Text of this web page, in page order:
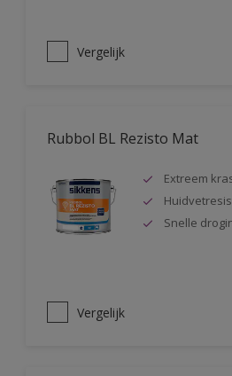
Vergelijk
Rubbol BL Rezisto Mat
Extreem
Snelle
Vergelijk